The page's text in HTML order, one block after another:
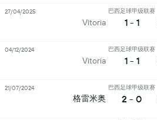
Vitoria
巴西足球甲级联赛
1 - 1
27/04/2025
Vitoria
巴西足球甲级联赛
1 - 1
04/12/2024
格雷米奥
巴西足球甲级联赛
2 - 0
21/07/2024